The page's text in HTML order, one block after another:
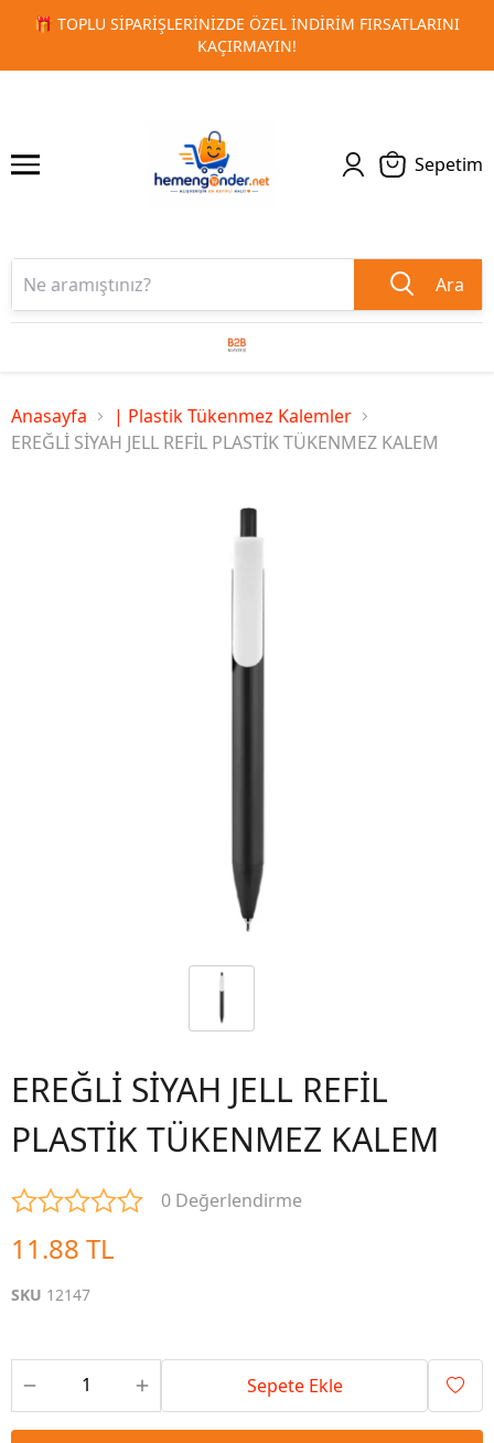
İNDIRIM FIRSATLARINI
🚀 KURUMSAL PROMOSYON VE
1 2
Sepetim
Ara
Anasayfa
| Plastik Tükenmez Kalemler
EREĞLİ SİYAH JELL REFİL PLASTİK TÜKENMEZ KALEM
EREĞLİ SİYAH JELL REFİL
PLASTİK TÜKENMEZ KALEM
0 Değerlendirme
11.88 TL
SKU 12147
Sepete Ekle